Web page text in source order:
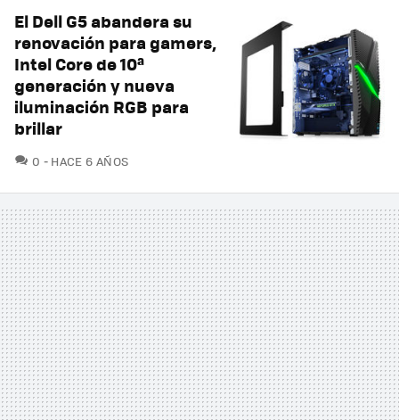
El Dell G5 abandera su
renovación para gamers,
Intel Core de 10ª
generación y nueva
iluminación RGB para
brillar
0 COMENTARIOS
HACE 6 AÑOS